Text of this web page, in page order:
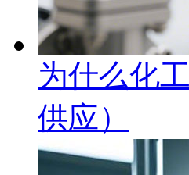
为什么化
供应）